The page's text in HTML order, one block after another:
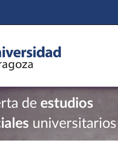
de estudios
universitarios